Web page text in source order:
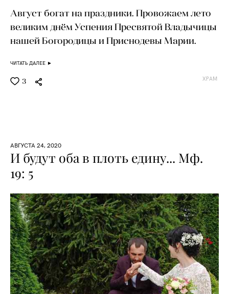
Август богат на праздники. Провожаем лето
великим днём Успения Пресвятой Владычицы
нашей Богородицы и Приснодевы Марии.
ЧИТАТЬ ДАЛЕЕ ►
3 ХРАМ
АВГУСТА 24, 2020
И будут оба в плоть едину... Мф.
19: 5